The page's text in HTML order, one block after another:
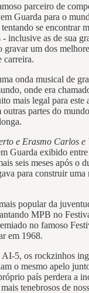
parceiro de
Guarda para o
se encontrar
- inclusive as de sua
gravar um dos
carreira.
onda musical de
onde era
mais legal para este
outras partes do
e Erasmo Carlos e
Guarda exibido
seis meses após o
para construir uma
popular da
MPB no
no famoso
em 1968.
5, os rockzinhos
o mesmo apelo
país perdera a
tenebrosos de